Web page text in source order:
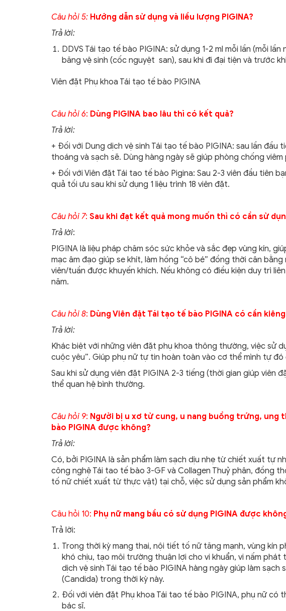
Câu hỏi 5: Hướng dẫn sử dụng và liều lượng PIGINA?
Trả lời:
DDVS Tái tạo tế bào PIGINA: sử dụng 1-2 ml mỗi lần (mỗi
băng vệ sinh (cốc nguyệt san), sau khi đi đại tiện và trước
Viên đặt Phụ khoa Tái tạo tế bào PIGINA
Câu hỏi 6: Dùng PIGINA bao lâu thì có kết quả?
Trả lời:
+ Đối với Dung dịch vệ sinh Tái tạo tế bào PIGINA: sau lần đầu
thoáng và sạch sẽ. Dùng hàng ngày sẽ giúp phòng chống
+ Đối với Viên đặt Tái tao tế bào Pigina: Sau 2-3 viên đầu tiên
quả tối ưu sau khi sử dụng 1 liệu trình 18 viên đặt.
Câu hỏi 7: Sau khi đạt kết quả mong muốn thì có cần sử
Trả lời:
PIGINA là liệu pháp chăm sóc sức khỏe và sắc đẹp vùng kín,
mạc âm đạo giúp se khít, làm hồng “cô bé” đồng thời cân
viên/tuần được khuyến khích. Nếu không có điều kiện duy trì
năm.
Câu hỏi 8: Dùng Viên đặt Tái tạo tế bào PIGINA có cần
Trả lời:
Khác biệt với những viên đặt phụ khoa thông thường, việc sử
cuộc yêu”. Giúp phụ nữ tự tin hoàn toàn vào cơ thể mình tự
Sau khi sử dụng viên đặt PIGINA 2-3 tiếng (thời gian giúp viên
thể quan hệ bình thường.
Câu hỏi 9: Người bị u xơ tử cung, u nang buồng trứng,
bào PIGINA được không?
Trả lời:
Có, bởi PIGINA là sản phẩm làm sạch dịu nhẹ từ chiết xuất tự
công nghệ Tái tao tế bào 3-GF và Collagen Thuỷ phân, đồng
tố nữ chiết xuất từ thực vật) tại chỗ, việc sử dụng sản phẩm
Câu hỏi 10: Phụ nữ mang bầu có sử dụng PIGINA được
Trả lời:
Trong thời kỳ mang thai, nội tiết tố nữ tăng mạnh, vùng kín
khó chịu, tạo môi trường thuận lợi cho vi khuẩn, vi nấm phát
dịch vệ sinh Tái tạo tế bào PIGINA hàng ngày giúp làm
(Candida) trong thời kỳ này.
Đối với viên đặt Phụ khoa Tái tao tế bào PIGINA, phụ nữ có
bác sĩ.